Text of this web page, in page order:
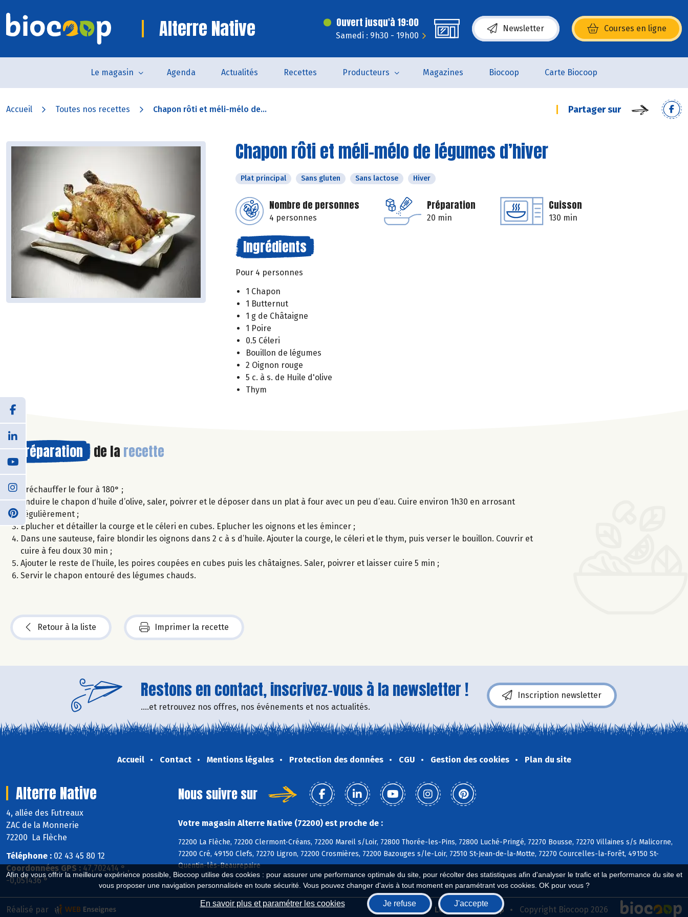
Afin de vous offrir la meilleure expérience possible, Biocoop utilise des cookies : pour assurer une performance optimale du site, pour récolter des statistiques afin d'analyser le trafic et la performance du site et
vous proposer une navigation personnalisée en toute sécurité. Vous pouvez changer d'avis à tout moment en paramétrant vos cookies. OK pour vous ?
En savoir plus et paramétrer les cookies Je refuse J'accepte
Alterre Native Ouvert jusqu'à 19:00
Samedi : 9h30 - 19h00
Newsletter Courses en ligne
(s’ouvre dans une nouvelle fenêtre)
Le magasin Agenda Actualités Recettes Producteurs Magazines Biocoop Carte Biocoop
Accueil Toutes nos recettes Chapon rôti et méli-mélo de... Partager sur
Chapon rôti et méli-mélo de légumes d’hiver
Plat principal Sans gluten Sans lactose Hiver
Nombre de personnes
4 personnes
Préparation
20 min
Cuisson
130 min
Ingrédients
Pour 4 personnes
1 Chapon
1 Butternut
1 g de Châtaigne
1 Poire
0.5 Céleri
Bouillon de légumes
2 Oignon rouge
5 c. à s. de Huile d'olive
Thym
Préparation de la recette
Préchauffer le four à 180° ;
Enduire le chapon d’huile d’olive, saler, poivrer et le déposer dans un plat à four avec un peu d’eau. Cuire environ 1h30 en arrosant
régulièrement ;
Eplucher et détailler la courge et le céleri en cubes. Eplucher les oignons et les émincer ;
Dans une sauteuse, faire blondir les oignons dans 2 c à s d’huile. Ajouter la courge, le céleri et le thym, puis verser le bouillon. Couvrir et
cuire à feu doux 30 min ;
Ajouter le reste de l’huile, les poires coupées en cubes puis les châtaignes. Saler, poivrer et laisser cuire 5 min ;
Servir le chapon entouré des légumes chauds.
Retour à la liste Imprimer la recette
Restons en contact, inscrivez-vous à la newsletter !
....et retrouvez nos offres, nos événements et nos actualités.
Inscription newsletter
Accueil Contact Mentions légales Protection des données CGU Gestion des cookies Plan du site
Alterre Native
4, allée des Futreaux
ZAC de la Monnerie
72200 La Flèche
Téléphone : 02 43 45 80 12
Coordonnées GPS : 47,702414 ° ,
-0,051436 °
Nous suivre sur
Votre magasin Alterre Native (72200) est proche de :
72200 La Flèche, 72200 Clermont-Créans, 72200 Mareil s/Loir, 72800 Thorée-les-Pins, 72800 Luché-Pringé, 72270 Bousse, 72270 Villaines s/s Malicorne,
72200 Cré, 49150 Clefs, 72270 Ligron, 72200 Crosmières, 72200 Bazouges s/le-Loir, 72510 St-Jean-de-la-Motte, 72270 Courcelles-la-Forêt, 49150 St-
Quentin-lès-Beaurepaire
Biocoop.fr Le réseau Biocoop Copyright Biocoop 2026
Réalisé par